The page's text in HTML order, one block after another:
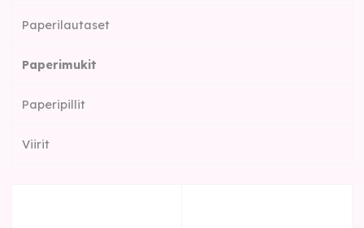
Paperilautaset
Paperimukit
Paperipillit
Viirit